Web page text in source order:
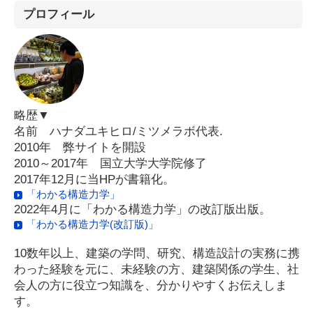
プロフィール
略歴▼
名前 ハナダユキヒロ/ミツメラボ代表.
2010年 弊サイトを開設
2010～2017年 国立大学大学院修了
2017年12月に当HPが書籍化。
「わかる構造力学」
2022年4月に「わかる構造力学」の改訂版出版。
「わかる構造力学(改訂版)」
10数年以上、建築の学問、研究、構造設計の実務に携
わった経験を元に、未経験の方、建築関係の学生、社
会人の方に役立つ知識を、分かりやすくお伝えしま
す。